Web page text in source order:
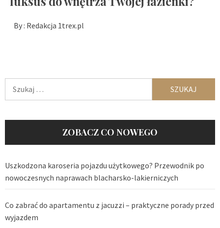
By : Redakcja 1trex.pl
ZOBACZ CO NOWEGO
Uszkodzona karoseria pojazdu użytkowego? Przewodnik po
nowoczesnych naprawach blacharsko-lakierniczych
Co zabrać do apartamentu z jacuzzi – praktyczne porady przed
wyjazdem